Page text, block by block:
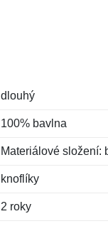
dlouhý
100% bavlna
Materiálové složení:
knoflíky
2 roky